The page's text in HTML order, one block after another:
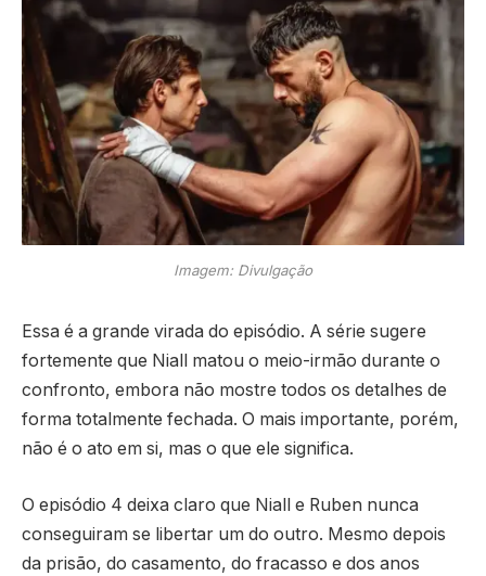
Imagem: Divulgação
Essa é a grande virada do episódio. A série sugere
fortemente que Niall matou o meio-irmão durante o
confronto, embora não mostre todos os detalhes de
forma totalmente fechada. O mais importante, porém,
não é o ato em si, mas o que ele significa.
O episódio 4 deixa claro que Niall e Ruben nunca
conseguiram se libertar um do outro. Mesmo depois
da prisão, do casamento, do fracasso e dos anos